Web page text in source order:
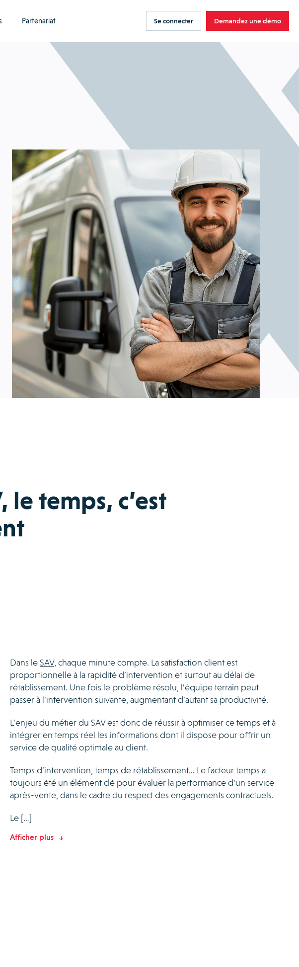
Partenariat Se connecter Demandez une démo
le temps, c’est
Dans le SAV, chaque minute compte. La satisfaction client est
proportionnelle à la rapidité d’intervention et surtout au délai de
rétablissement. Une fois le problème résolu, l’équipe terrain peut
passer à l’intervention suivante, augmentant d’autant sa productivité.
L’enjeu du métier du SAV est donc de réussir à optimiser ce temps et à
intégrer en temps réel les informations dont il dispose pour offrir un
service de qualité optimale au client.
Temps d’intervention, temps de rétablissement… Le facteur temps a
toujours été un élément clé pour évaluer la performance d’un service
après-vente, dans le cadre du respect des engagements contractuels.
Le […]
Afficher plus